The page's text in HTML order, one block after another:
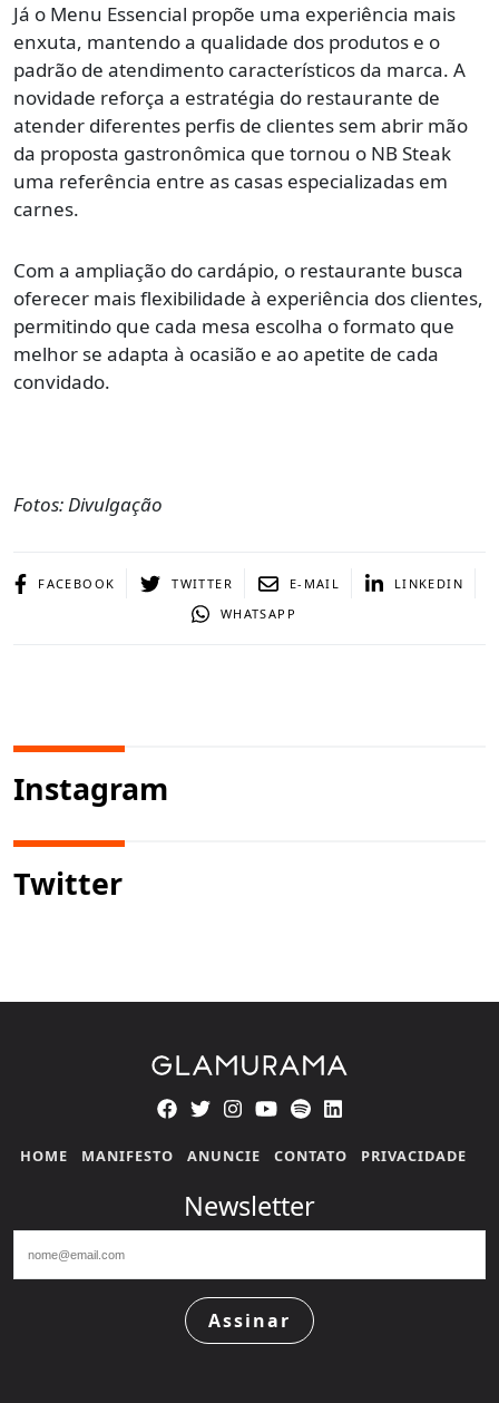
Já o Menu Essencial propõe uma experiência mais
enxuta, mantendo a qualidade dos produtos e o
padrão de atendimento característicos da marca. A
novidade reforça a estratégia do restaurante de
atender diferentes perfis de clientes sem abrir mão
da proposta gastronômica que tornou o NB Steak
uma referência entre as casas especializadas em
carnes.
Com a ampliação do cardápio, o restaurante busca
oferecer mais flexibilidade à experiência dos clientes,
permitindo que cada mesa escolha o formato que
melhor se adapta à ocasião e ao apetite de cada
convidado.
Fotos: Divulgação
FACEBOOK TWITTER E-MAIL
LINKEDIN
WHATSAPP
Instagram
Twitter
HOME MANIFESTO ANUNCIE CONTATO PRIVACIDADE
Newsletter